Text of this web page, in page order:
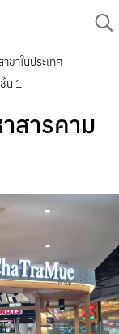
าขาในประเทศ
น 1
สารคาม